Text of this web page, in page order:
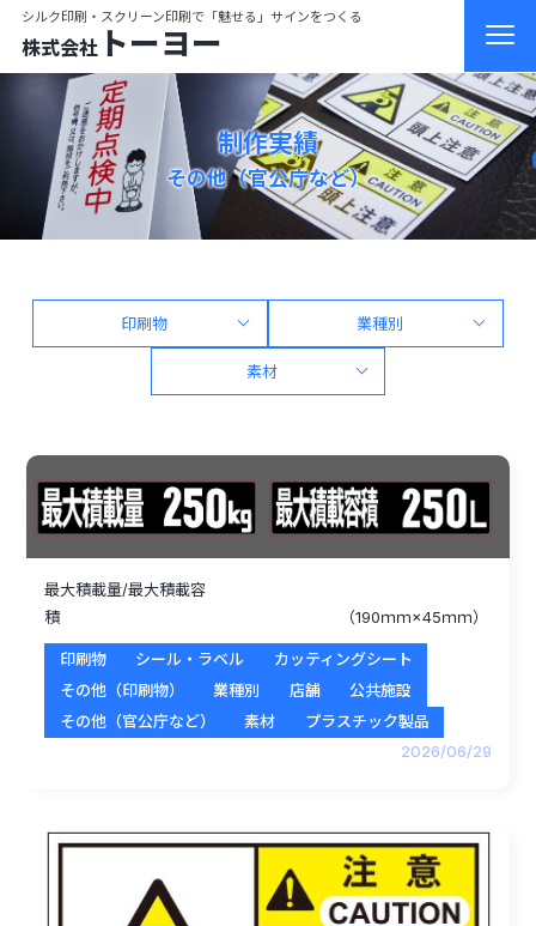
シルク印刷・スクリーン印刷で「魅せる」サインをつくる
株式会社 トーヨー
制作実績
その他（官公庁など）
印刷物 業種別
素材
最大積載量/最大積載容
積 （190ｍｍ×45ｍｍ）
印刷物 シール・ラベル
カッティングシート
その他（印刷物）
業種別 店舗
公共施設
その他（官公庁など）
素材
プラスチック製品
2026/06/29